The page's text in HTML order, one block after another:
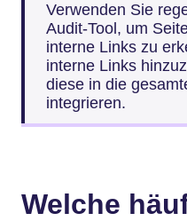
Verwenden Sie
Audit-Tool, um
interne Links zu
interne Links
diese in die
integrieren.
Welche